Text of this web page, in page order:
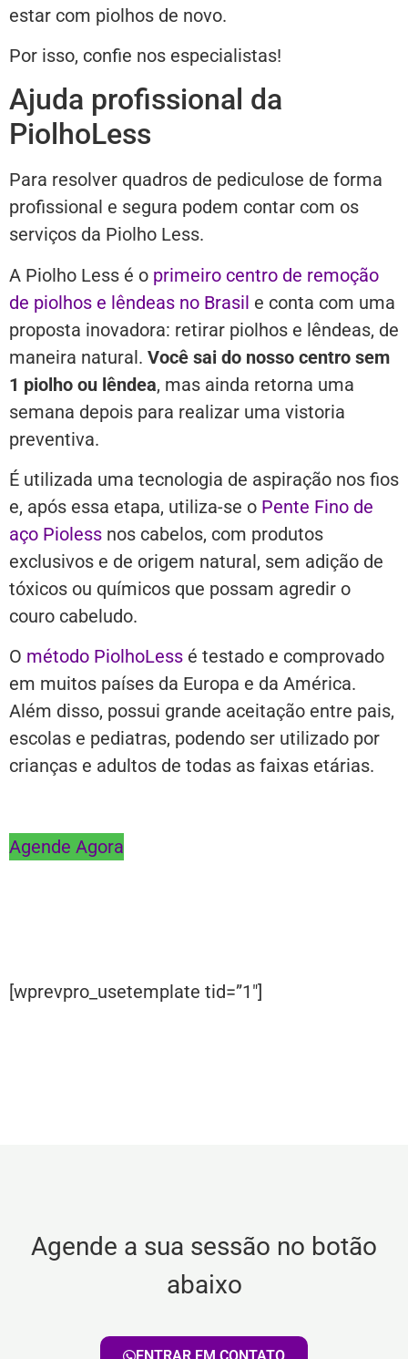
estar com piolhos de novo.
Por isso, confie nos especialistas!
Ajuda profissional da
PiolhoLess
Para resolver quadros de pediculose de forma
profissional e segura podem contar com os
serviços da Piolho Less.
A Piolho Less é o primeiro centro de remoção
de piolhos e lêndeas no Brasil e conta com uma
proposta inovadora: retirar piolhos e lêndeas, de
maneira natural. Você sai do nosso centro sem
1 piolho ou lêndea, mas ainda retorna uma
semana depois para realizar uma vistoria
preventiva.
É utilizada uma tecnologia de aspiração nos fios
e, após essa etapa, utiliza-se o Pente Fino de
aço Pioless nos cabelos, com produtos
exclusivos e de origem natural, sem adição de
tóxicos ou químicos que possam agredir o
couro cabeludo.
O método PiolhoLess é testado e comprovado
em muitos países da Europa e da América.
Além disso, possui grande aceitação entre pais,
escolas e pediatras, podendo ser utilizado por
crianças e adultos de todas as faixas etárias.
Agende Agora
[wprevpro_usetemplate tid=”1″]
Agende a sua sessão no botão
abaixo